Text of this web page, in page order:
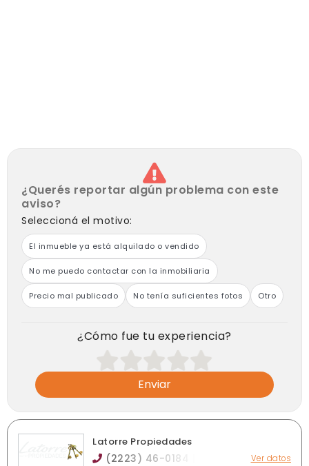
¿Querés reportar algún problema con este
aviso?
Seleccioná el motivo:
El inmueble ya está alquilado o vendido
No me puedo contactar con la inmobiliaria
Precio mal publicado No tenía suficientes fotos Otro
¿Cómo fue tu experiencia?
Enviar
Latorre Propiedades
(2223) 46-0184 || Ver datos